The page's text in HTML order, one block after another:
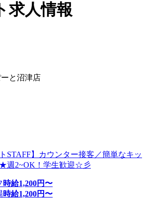
求人情報
と沼津店
STAFF】カウンター接客／簡単なキッ
週2~OK！学生歓迎☆彡
時給1,200円〜
時給1,200円〜